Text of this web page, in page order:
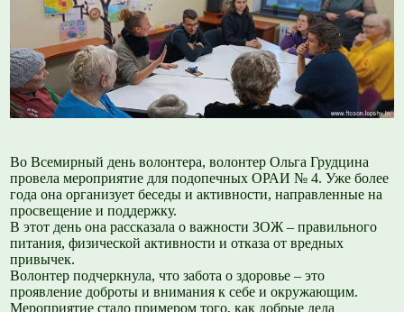
Во Всемирный день волонтера, волонтер Ольга Грудцина
провела мероприятие для подопечных ОРАИ № 4. Уже более
года она организует беседы и активности, направленные на
просвещение и поддержку.
В этот день она рассказала о важности ЗОЖ – правильного
питания, физической активности и отказа от вредных
привычек.
Волонтер подчеркнула, что забота о здоровье – это
проявление доброты и внимания к себе и окружающим.
Мероприятие стало примером того, как добрые дела